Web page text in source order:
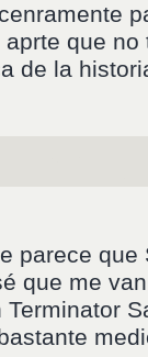
que
de la
parece que
que me